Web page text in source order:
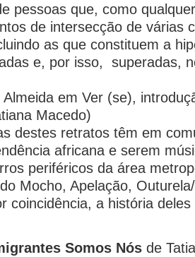
pessoas que, como
de intersecção de várias
as que constituem a
e, por isso, superadas,
Almeida em Ver (se),
Macedo)
destes retratos têm em
africana e serem
periféricos da área
Mocho, Apelação,
coincidência, a história
Somos Nós de